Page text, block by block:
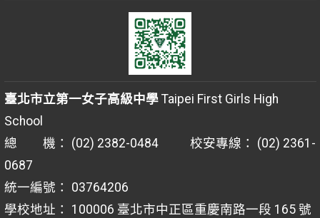
臺北市立第一女子高級中學Taipei First Girls High
School
總 機： (02) 2382-0484 校安專線： (02) 2361-
0687
統一編號： 03764206
學校地址： 100006 臺北市中正區重慶南路一段 165 號